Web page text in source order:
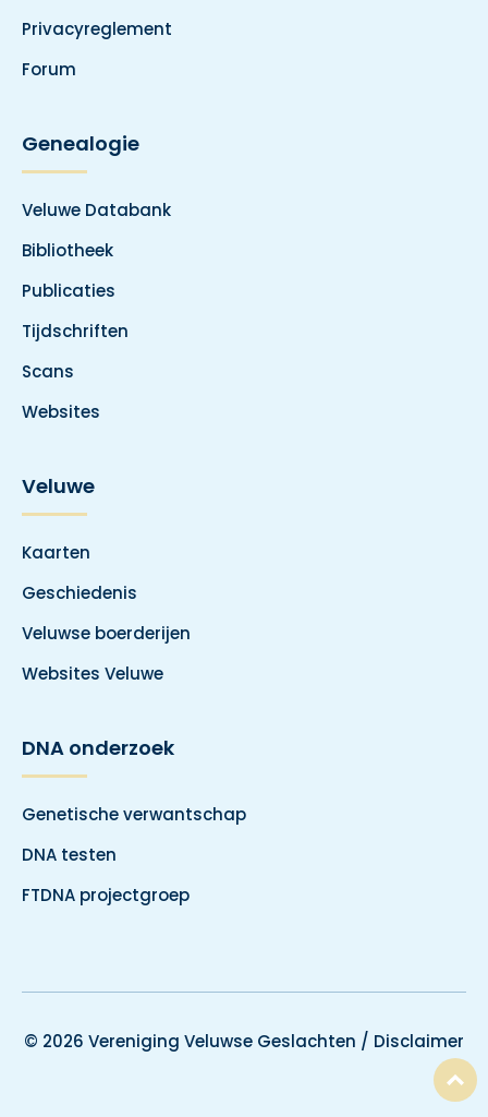
Privacyreglement
Forum
Genealogie
Veluwe Databank
Bibliotheek
Publicaties
Tijdschriften
Scans
Websites
Veluwe
Kaarten
Geschiedenis
Veluwse boerderijen
Websites Veluwe
DNA onderzoek
Genetische verwantschap
DNA testen
FTDNA projectgroep
© 2026 Vereniging Veluwse Geslachten / Disclaimer